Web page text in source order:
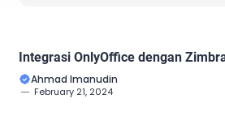
Integrasi OnlyOffice dengan
Ahmad Imanudin
February 21, 2024